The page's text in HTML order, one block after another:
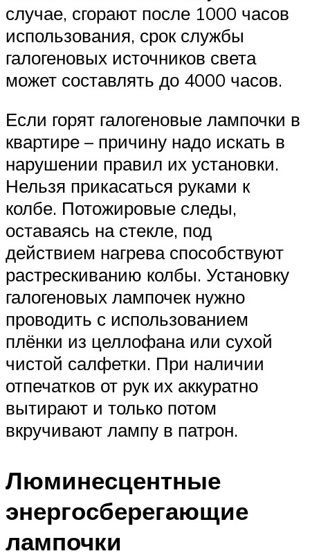
случае, сгорают после 1000 часов
использования, срок службы
галогеновых источников света
может составлять до 4000 часов.
Если горят галогеновые лампочки в
квартире – причину надо искать в
нарушении правил их установки.
Нельзя прикасаться руками к
колбе. Потожировые следы,
оставаясь на стекле, под
действием нагрева способствуют
растрескиванию колбы. Установку
галогеновых лампочек нужно
проводить с использованием
плёнки из целлофана или сухой
чистой салфетки. При наличии
отпечатков от рук их аккуратно
вытирают и только потом
вкручивают лампу в патрон.
Люминесцентные
энергосберегающие
лампочки